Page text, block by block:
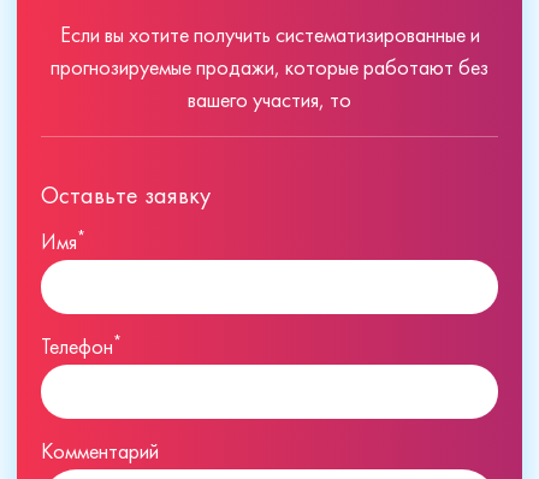
Если вы хотите получить систематизированные и
прогнозируемые продажи, которые работают без
вашего участия, то
Оставьте заявку
Имя*
Телефон*
Комментарий